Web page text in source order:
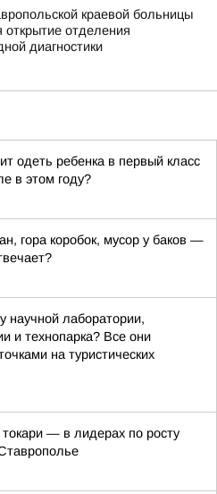
краевой больницы
открытие отделения
диагностики
одеть ребенка в первый класс
в этом году?
гора коробок, мусор у баков —
научной лаборатории,
и технопарка? Все они
на туристических
— в лидерах по росту